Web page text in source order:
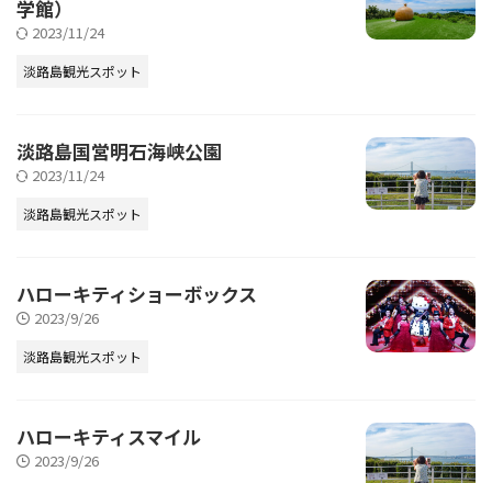
学館）
2023/11/24
淡路島観光スポット
淡路島国営明石海峡公園
2023/11/24
淡路島観光スポット
ハローキティショーボックス
2023/9/26
淡路島観光スポット
ハローキティスマイル
2023/9/26